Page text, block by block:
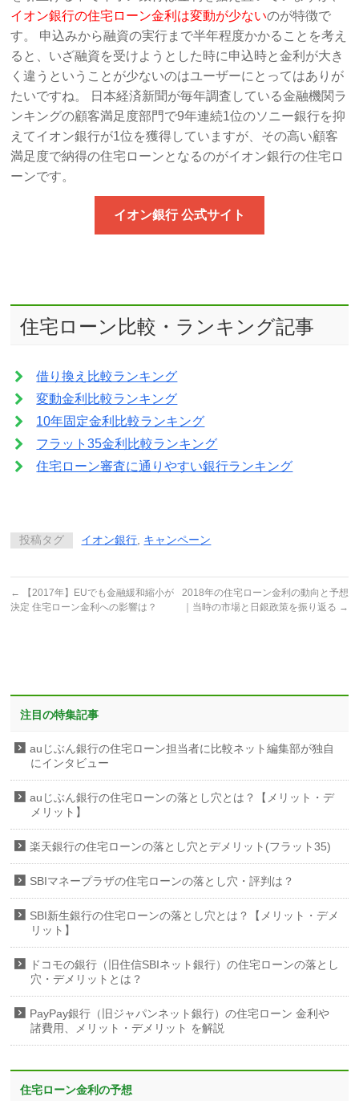
イオン銀行の住宅ローン金利は変動が少ないのが特徴で
す。 申込みから融資の実行まで半年程度かかることを考え
ると、いざ融資を受けようとした時に申込時と金利が大き
く違うということが少ないのはユーザーにとってはありが
たいですね。 日本経済新聞が毎年調査している金融機関ラ
ンキングの顧客満足度部門で9年連続1位のソニー銀行を抑
えてイオン銀行が1位を獲得していますが、その高い顧客
満足度で納得の住宅ローンとなるのがイオン銀行の住宅ロ
ーンです。
イオン銀行 公式サイト
住宅ローン比較・ランキング記事
借り換え比較ランキング
変動金利比較ランキング
10年固定金利比較ランキング
フラット35金利比較ランキング
住宅ローン審査に通りやすい銀行ランキング
投稿タグ イオン銀行 キャンペーン
←
【2017年】EUでも金融緩和縮小が
決定 住宅ローン金利への影響は？
2018年の住宅ローン金利の動向と予想
｜当時の市場と日銀政策を振り返る →
注目の特集記事
auじぶん銀行の住宅ローン担当者に比較ネット編集部が独自
にインタビュー
auじぶん銀行の住宅ローンの落とし穴とは？【メリット・デ
メリット】
楽天銀行の住宅ローンの落とし穴とデメリット(フラット35)
SBIマネープラザの住宅ローンの落とし穴・評判は？
SBI新生銀行の住宅ローンの落とし穴とは？【メリット・デメ
リット】
ドコモの銀行（旧住信SBIネット銀行）の住宅ローンの落とし
穴・デメリットとは？
PayPay銀行（旧ジャパンネット銀行）の住宅ローン 金利や
諸費用、メリット・デメリット を解説
住宅ローン金利の予想